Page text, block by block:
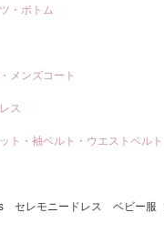
・ボトム
メンズコート
ス
ト・袖ベルト・ウエストベルト
セレモニードレス ベビー